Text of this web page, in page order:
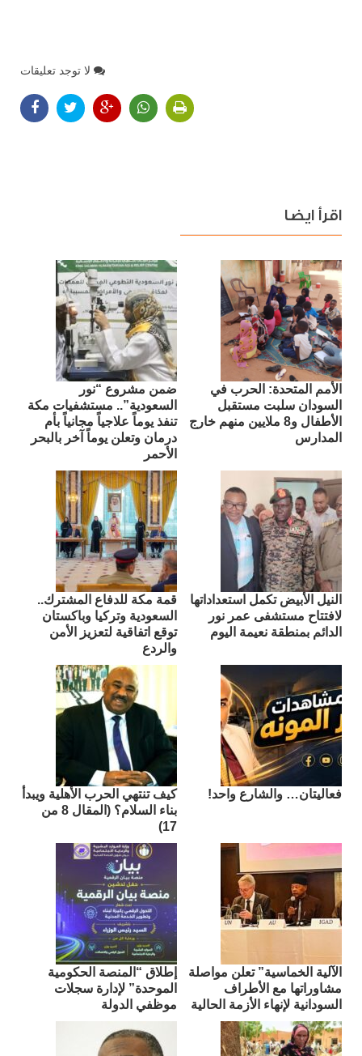
لا توجد تعليقات
اقرأ ايضا
الأمم المتحدة: الحرب في
السودان سلبت مستقبل
الأطفال و8 ملايين منهم خارج
المدارس
ضمن مشروع “نور
السعودية”.. مستشفيات مكة
تنفذ يوماً علاجياً مجانياً بأم
درمان وتعلن يوماً آخر بالبحر
الأحمر
النيل الأبيض تكمل استعداداتها
لافتتاح مستشفى عمر نور
الدائم بمنطقة نعيمة اليوم
قمة مكة للدفاع المشترك..
السعودية وتركيا وباكستان
توقع اتفاقية لتعزيز الأمن
والردع
فعاليتان… والشارع واحد!
كيف تنتهي الحرب الأهلية ويبدأ
بناء السلام؟ (المقال 8 من
17)
الآلية الخماسية” تعلن مواصلة
مشاوراتها مع الأطراف
السودانية لإنهاء الأزمة الحالية
إطلاق “المنصة الحكومية
الموحدة” لإدارة سجلات
موظفي الدولة